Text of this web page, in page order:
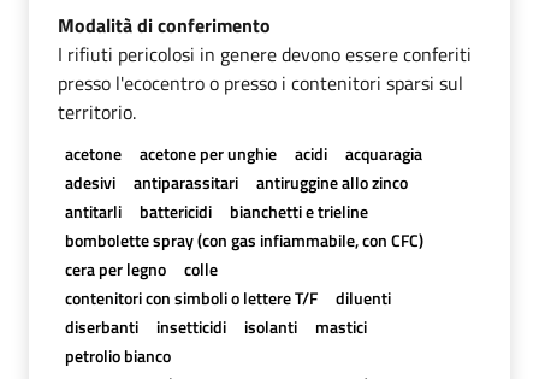
Modalità di conferimento
I rifiuti pericolosi in genere devono essere conferiti
presso l'ecocentro o presso i contenitori sparsi sul
territorio.
acetone acetone per unghie acidi
acquaragia
adesivi
antiparassitari
antiruggine allo zinco
antitarli
battericidi
bianchetti e trieline
bombolette spray (con gas infiammabile, con CFC)
cera per legno
colle
contenitori con simboli o lettere T/F
diluenti
diserbanti
insetticidi isolanti
mastici
petrolio bianco